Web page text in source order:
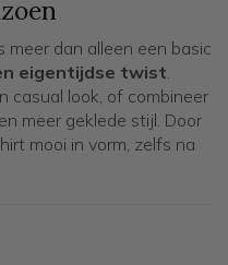
meer dan alleen een basic
eigentijdse twist.
casual look, of combineer
meer geklede stijl. Door
mooi in vorm, zelfs na